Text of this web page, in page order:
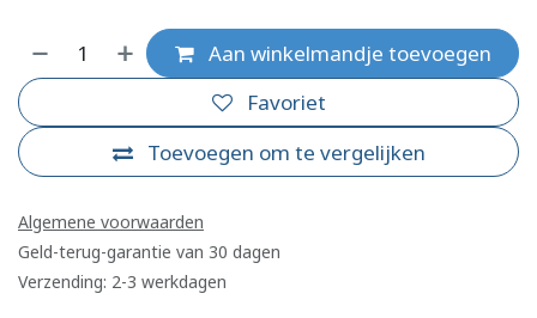
Aan winkelmandje toevoegen
Toevoegen om te vergelijken
Favoriet
Algemene voorwaarden
Geld-terug-garantie van 30 dagen
Verzending: 2-3 werkdagen